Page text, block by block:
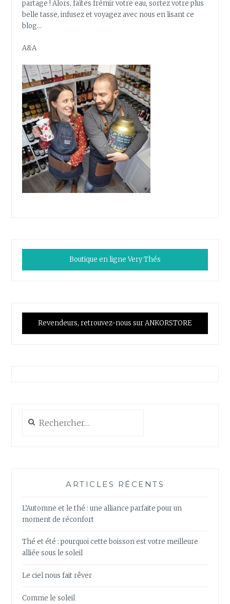
partage ! Alors, faîtes frémir votre eau, sortez votre plus
belle tasse, infusez et voyagez avec nous en lisant ce
blog…
A&A
Boutique en ligne Very Thés
Revendeurs, retrouvez-nous sur ANKORSTORE
ARTICLES RÉCENTS
L’Automne et le thé : une alliance parfaite pour un
moment de réconfort
Thé et été : pourquoi cette boisson est votre meilleure
alliée sous le soleil
Le ciel nous fait rêver
Comme le soleil